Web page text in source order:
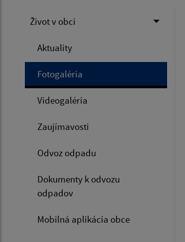
Život v obci
Aktuality
Fotogaléria
Videogaléria
Zaujímavosti
Odvoz odpadu
Dokumenty k odvozu
odpadov
Mobilná aplikácia obce